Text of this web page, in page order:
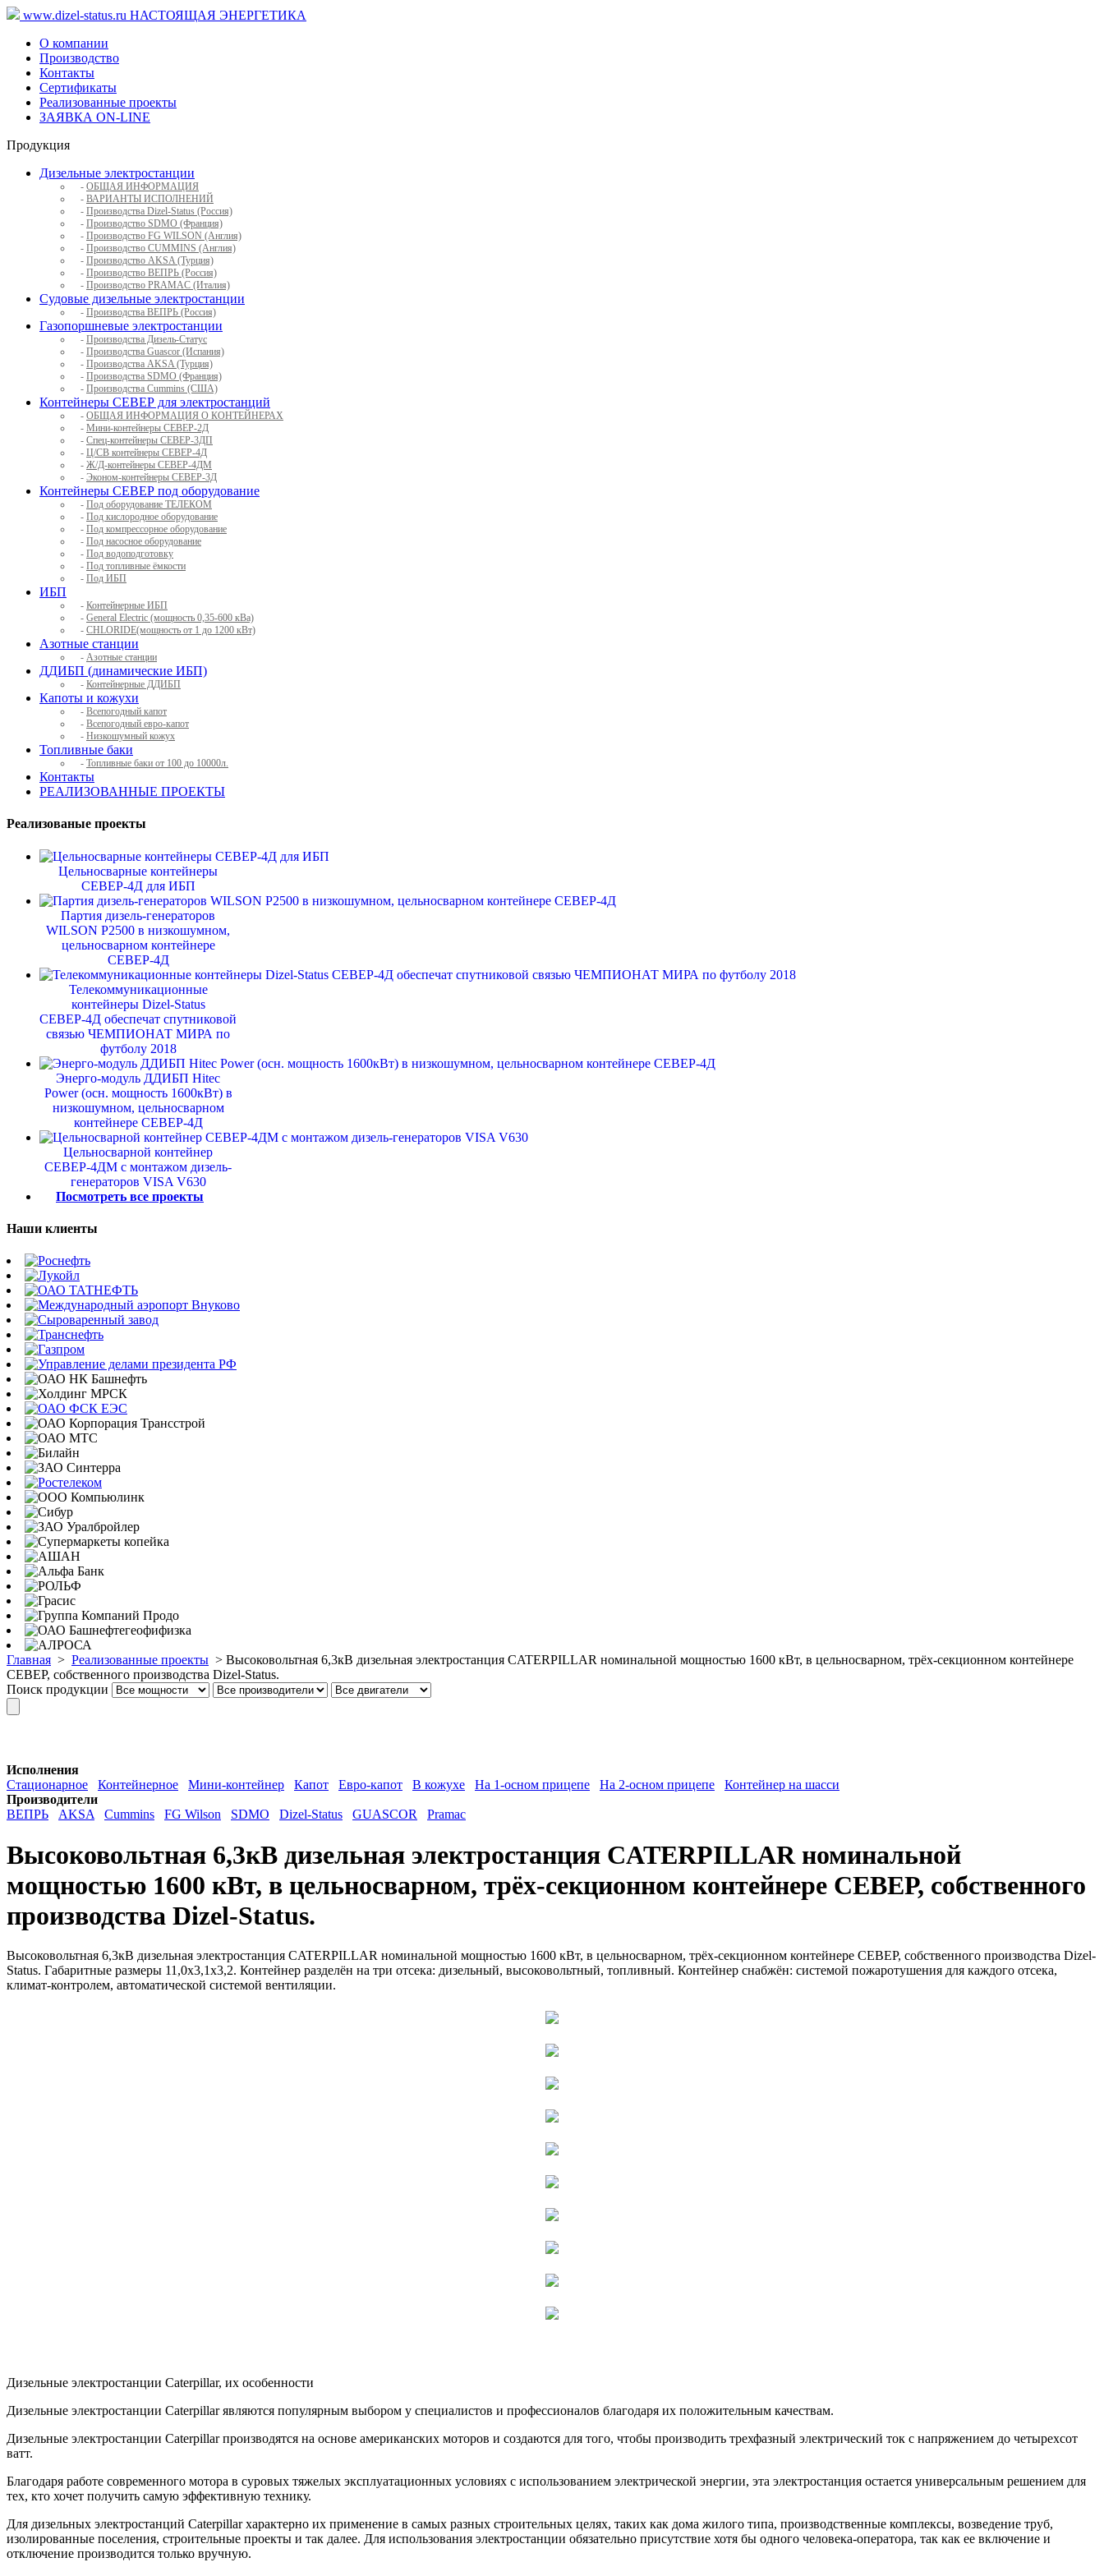
www.dizel-status.ru НАСТОЯЩАЯ ЭНЕРГЕТИКА
О компании
Производство
Контакты
Сертификаты
Реализованные проекты
ЗАЯВКА ON-LINE
Продукция
Дизельные электростанции
- ОБЩАЯ ИНФОРМАЦИЯ
- ВАРИАНТЫ ИСПОЛНЕНИЙ
- Производства Dizel-Status (Россия)
- Производство SDMO (Франция)
- Производство FG WILSON (Англия)
- Производство CUMMINS (Англия)
- Производство AKSA (Турция)
- Производство ВЕПРЬ (Россия)
- Производство PRAMAC (Италия)
Судовые дизельные электростанции
- Производства ВЕПРЬ (Россия)
Газопоршневые электростанции
- Производства Дизель-Статус
- Производства Guascor (Испания)
- Производства AKSA (Турция)
- Производства SDMO (Франция)
- Производства Cummins (США)
Контейнеры СЕВЕР для электростанций
- ОБЩАЯ ИНФОРМАЦИЯ О КОНТЕЙНЕРАХ
- Мини-контейнеры СЕВЕР-2Д
- Спец-контейнеры СЕВЕР-3ДП
- Ц/СВ контейнеры СЕВЕР-4Д
- Ж/Д-контейнеры СЕВЕР-4ДМ
- Эконом-контейнеры СЕВЕР-3Д
Контейнеры СЕВЕР под оборудование
- Под оборудование ТЕЛЕКОМ
- Под кислородное оборудование
- Под компрессорное оборудование
- Под насосное оборудование
- Под водоподготовку
- Под топливные ёмкости
- Под ИБП
ИБП
- Контейнерные ИБП
- General Electric (мощность 0,35-600 кВа)
- CHLORIDE(мощность от 1 до 1200 кВт)
Азотные станции
- Азотные станции
ДДИБП (динамические ИБП)
- Контейнерные ДДИБП
Капоты и кожухи
- Всепогодный капот
- Всепогодный евро-капот
- Низкошумный кожух
Топливные баки
- Топливные баки от 100 до 10000л.
Контакты
РЕАЛИЗОВАННЫЕ ПРОЕКТЫ
Реализованые проекты
Цельносварные контейнеры
СЕВЕР-4Д для ИБП
Партия дизель-генераторов
WILSON P2500 в низкошумном,
цельносварном контейнере
СЕВЕР-4Д
Телекоммуникационные
контейнеры Dizel-Status
СЕВЕР-4Д обеспечат спутниковой
связью ЧЕМПИОНАТ МИРА по
футболу 2018
Энерго-модуль ДДИБП Hitec
Power (осн. мощность 1600кВт) в
низкошумном, цельносварном
контейнере СЕВЕР-4Д
Цельносварной контейнер
СЕВЕР-4ДМ с монтажом дизель-
генераторов VISA V630
Посмотреть все проекты
Наши клиенты
Главная > Реализованные проекты > Высоковольтная 6,3кВ дизельная электростанция CATERPILLAR номинальной мощностью 1600 кВт, в цельносварном, трёх-секционном контейнере
СЕВЕР, собственного производства Dizel-Status.
Поиск продукции
Исполнения
Стационарное
Контейнерное Мини-контейнер Капот Евро-капот В кожухе На 1-осном прицепе На 2-осном прицепе
Контейнер на шасси
Производители
ВЕПРЬ
AKSA Cummins FG Wilson SDMO Dizel-Status GUASCOR Pramac
Высоковольтная 6,3кВ дизельная электростанция CATERPILLAR номинальной
мощностью 1600 кВт, в цельносварном, трёх-секционном контейнере СЕВЕР, собственного
производства Dizel-Status.
Высоковольтная 6,3кВ дизельная электростанция CATERPILLAR номинальной мощностью 1600 кВт, в цельносварном, трёх-секционном контейнере СЕВЕР, собственного производства Dizel-
Status. Габаритные размеры 11,0х3,1х3,2. Контейнер разделён на три отсека: дизельный, высоковольтный, топливный. Контейнер снабжён: системой пожаротушения для каждого отсека,
климат-контролем, автоматической системой вентиляции.
Дизельные электростанции Caterpillar, их особенности
Дизельные электростанции Caterpillar являются популярным выбором у специалистов и профессионалов благодаря их положительным качествам.
Дизельные электростанции Caterpillar производятся на основе американских моторов и создаются для того, чтобы производить трехфазный электрический ток с напряжением до четырехсот
ватт.
Благодаря работе современного мотора в суровых тяжелых эксплуатационных условиях с использованием электрической энергии, эта электростанция остается универсальным решением для
тех, кто хочет получить самую эффективную технику.
Для дизельных электростанций Caterpillar характерно их применение в самых разных строительных целях, таких как дома жилого типа, производственные комплексы, возведение труб,
изолированные поселения, строительные проекты и так далее. Для использования электростанции обязательно присутствие хотя бы одного человека-оператора, так как ее включение и
отключение производится только вручную.